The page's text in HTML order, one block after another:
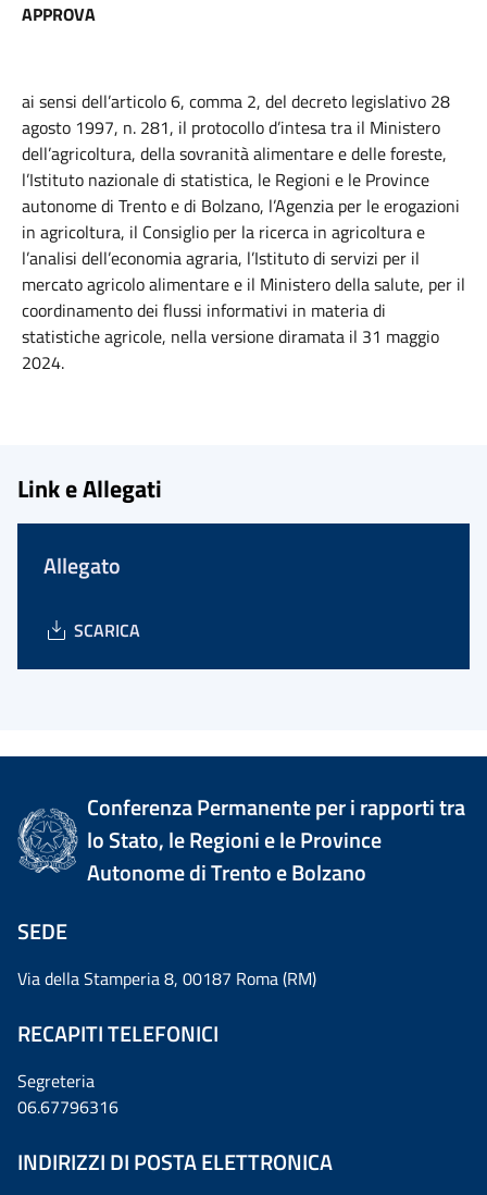
APPROVA
ai sensi dell’articolo 6, comma 2, del decreto legislativo 28
agosto 1997, n. 281, il protocollo d’intesa tra il Ministero
dell’agricoltura, della sovranità alimentare e delle foreste,
l’Istituto nazionale di statistica, le Regioni e le Province
autonome di Trento e di Bolzano, l’Agenzia per le erogazioni
in agricoltura, il Consiglio per la ricerca in agricoltura e
l’analisi dell’economia agraria, l’Istituto di servizi per il
mercato agricolo alimentare e il Ministero della salute, per il
coordinamento dei flussi informativi in materia di
statistiche agricole, nella versione diramata il 31 maggio
2024.
Link e Allegati
Allegato
SCARICA
Conferenza Permanente per i rapporti tra
lo Stato, le Regioni e le Province
Autonome di Trento e Bolzano
SEDE
Via della Stamperia 8, 00187 Roma (RM)
RECAPITI TELEFONICI
Segreteria
06.67796316
INDIRIZZI DI POSTA ELETTRONICA